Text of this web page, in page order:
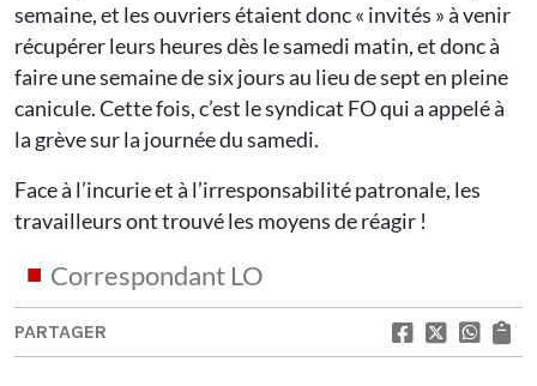
semaine, et les ouvriers étaient donc « invités » à venir
récupérer leurs heures dès le samedi matin, et donc à
faire une semaine de six jours au lieu de sept en pleine
canicule. Cette fois, c’est le syndicat FO qui a appelé à
la grève sur la journée du samedi.
Face à l’incurie et à l’irresponsabilité patronale, les
travailleurs ont trouvé les moyens de réagir !
Correspondant LO
PARTAGER